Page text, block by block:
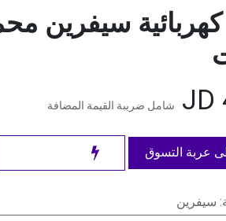
سيفرين
شامل ضريبة القيمة المضافة
عربة التسوق
: سيفرين